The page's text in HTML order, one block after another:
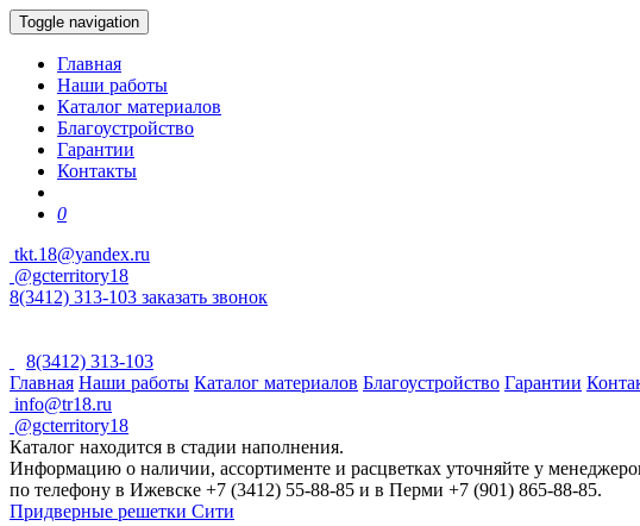
Toggle navigation
Главная
Наши работы
Каталог материалов
Благоустройство
Гарантии
Контакты
0
tkt.18@yandex.ru
@gcterritory18
8(3412) 313-103 заказать звонок
8(3412) 313-103
Главная Наши работы Каталог материалов Благоустройство Гарантии
info@tr18.ru
@gcterritory18
Каталог находится в стадии наполнения.
Информацию о наличии, ассортименте и расцветках уточняйте у
по телефону в Ижевске +7 (3412) 55-88-85 и в Перми +7 (901) 865-88-85.
Придверные решетки Сити